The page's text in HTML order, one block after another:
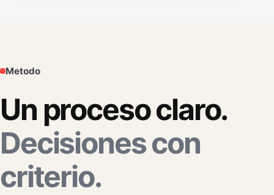
Metodo
Un proceso claro.
Decisiones con
criterio.